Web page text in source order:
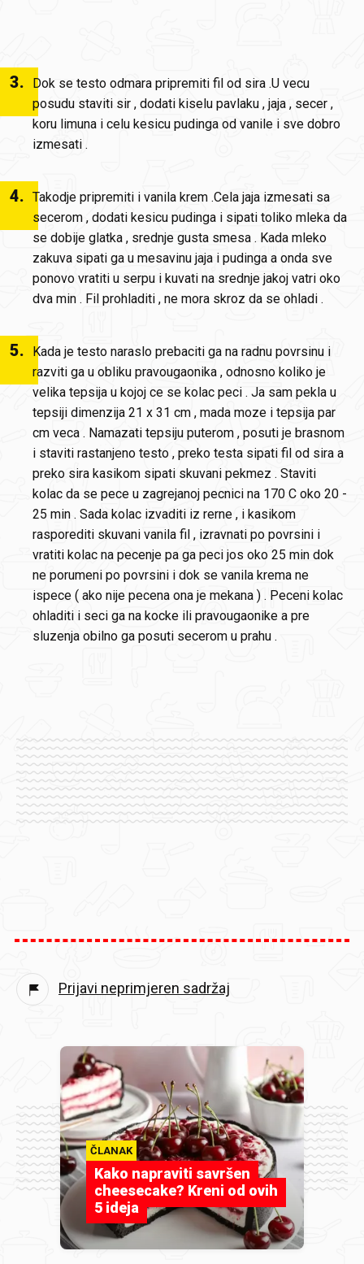
3.
Dok se testo odmara pripremiti fil od sira .U vecu
posudu staviti sir , dodati kiselu pavlaku , jaja , secer ,
koru limuna i celu kesicu pudinga od vanile i sve dobro
izmesati .
4. Takodje pripremiti i vanila krem .Cela jaja izmesati sa
secerom , dodati kesicu pudinga i sipati toliko mleka da
se dobije glatka , srednje gusta smesa . Kada mleko
zakuva sipati ga u mesavinu jaja i pudinga a onda sve
ponovo vratiti u serpu i kuvati na srednje jakoj vatri oko
dva min . Fil prohladiti , ne mora skroz da se ohladi .
5.
Kada je testo naraslo prebaciti ga na radnu povrsinu i
razviti ga u obliku pravougaonika , odnosno koliko je
velika tepsija u kojoj ce se kolac peci . Ja sam pekla u
tepsiji dimenzija 21 x 31 cm , mada moze i tepsija par
cm veca . Namazati tepsiju puterom , posuti je brasnom
i staviti rastanjeno testo , preko testa sipati fil od sira a
preko sira kasikom sipati skuvani pekmez . Staviti
kolac da se pece u zagrejanoj pecnici na 170 C oko 20 -
25 min . Sada kolac izvaditi iz rerne , i kasikom
rasporediti skuvani vanila fil , izravnati po povrsini i
vratiti kolac na pecenje pa ga peci jos oko 25 min dok
ne porumeni po povrsini i dok se vanila krema ne
ispece ( ako nije pecena ona je mekana ) . Peceni kolac
ohladiti i seci ga na kocke ili pravougaonike a pre
sluzenja obilno ga posuti secerom u prahu .
Prijavi neprimjeren sadržaj
ČLANAK
Kako napraviti savršen
cheesecake? Kreni od ovih
5 ideja